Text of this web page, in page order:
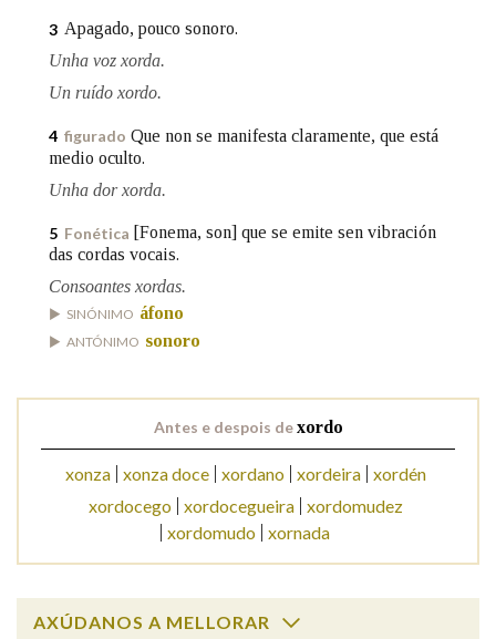
Nos exemplos
Na fraseoloxía
OUTRAS OPCIÓNS DE BUSCA
Marcas gramaticais
Pertence a
3 Apagado, pouco sonoro.
Unha voz xorda.
Un ruído xordo.
4 figurado Que non se manifesta claramente, que está
medio oculto.
Unha dor xorda.
5 Fonética [Fonema, son] que se emite sen vibración
das cordas vocais.
Consoantes xordas.
SINÓNIMO áfono
ANTÓNIMO sonoro
Antes e despois dexordo
xonza xonza doce xordano xordeira
xordén
xordocego
xordocegueira
xordomudez
xordomudo xornada
AXÚDANOS A MELLORAR